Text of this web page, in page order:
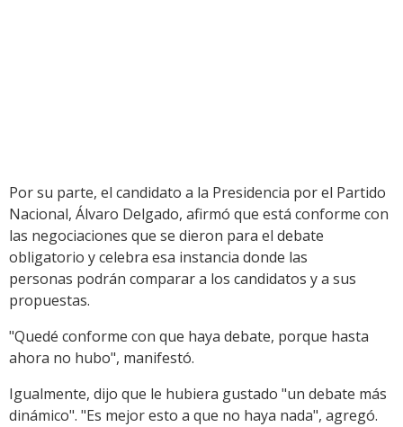
Por su parte, el candidato a la Presidencia por el Partido
Nacional, Álvaro Delgado, afirmó que está conforme con
las negociaciones que se dieron para el debate
obligatorio y celebra esa instancia donde las
personas podrán comparar a los candidatos y a sus
propuestas.
"Quedé conforme con que haya debate, porque hasta
ahora no hubo", manifestó.
Igualmente, dijo que le hubiera gustado "un debate más
dinámico". "Es mejor esto a que no haya nada", agregó.